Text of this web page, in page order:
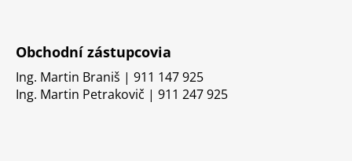
Obchodní zástupcovia
Ing. Martin Braniš | 911 147 925
Ing. Martin Petrakovič | 911 247 925